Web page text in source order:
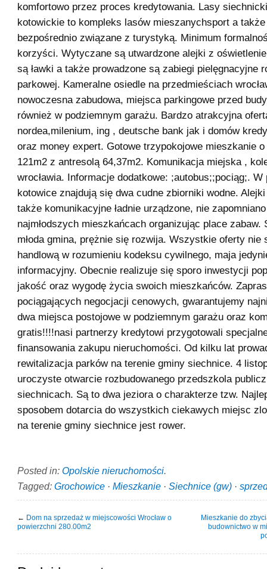
komfortowo przez proces kredytowania. Lasy
kotowickie to kompleks lasów mieszanychsport a
bezpośrednio związane z turystyką. Minimum
korzyści. Wytyczane są utwardzone alejki z
są ławki a także prowadzone są zabiegi pielęgnacyjne
parkowej. Kameralne osiedle na przedmieściach
nowoczesna zabudowa, miejsca parkingowe przed
również w podziemnym garażu. Bardzo atrakcyjna
nordea,milenium, ing , deutsche bank jak i domów
oraz money expert. Gotowe trzypokojowe mieszkanie
121m2 z antresolą 64,37m2. Komunikacja miejska ,
wrocławia. Informacje dodatkowe: ;autobus;;pociąg;. W
kotowice znajdują się dwa cudne zbiorniki wodne.
także komunikacyjne ładnie urządzone, nie
najmłodszych mieszkańcach organizując place zabaw.
młoda gmina, prężnie się rozwija. Wszystkie oferty nie
handlową w rozumieniu kodeksu cywilnego, maja
informacyjny. Obecnie realizuje się sporo inwestycji
jakość oraz wygodę życia swoich mieszkańców.
pociągających negocjacji cenowych, gwarantujemy
dwa miejsca postojowe w podziemnym garażu oraz
gratis!!!!nasi partnerzy kredytowi przygotowali
finansowania zakupu nieruchomości. Od kilku lat
rewitalizacja parków na terenie gminy siechnice. 4
uroczyste otwarcie rozbudowanego przedszkola
siechnicach. Są to dwa jeziora o charakterze tzw.
sposobem dotarcia do wszystkich ciekawych miejsc
na terenie gminy siechnice jest rower.
Posted in: Opolskie nieruchomości.
Tagged: Grochowice · Mieszkanie · Siechnice (gw) ·
← Dom na sprzedaż w miejscowości Wrocław o
powierzchni 280.00m2
Mieszkanie do
budownictwo w